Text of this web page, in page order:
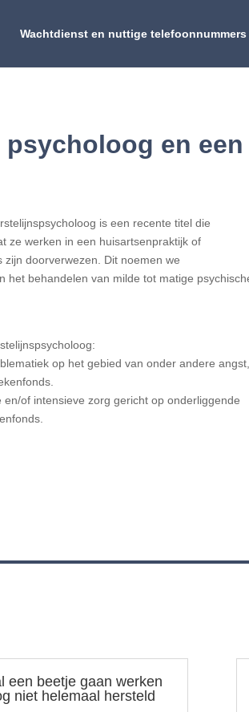
Wachtdienst en nuttige telefoonnummers
en een
is een recente titel die
ze werken in een huisartsenpraktijk of
doorverwezen. Dit noemen we
het behandelen van milde tot matige
op het gebied van onder andere angst,
of intensieve zorg gericht op onderliggende
een beetje gaan werken
niet helemaal hersteld